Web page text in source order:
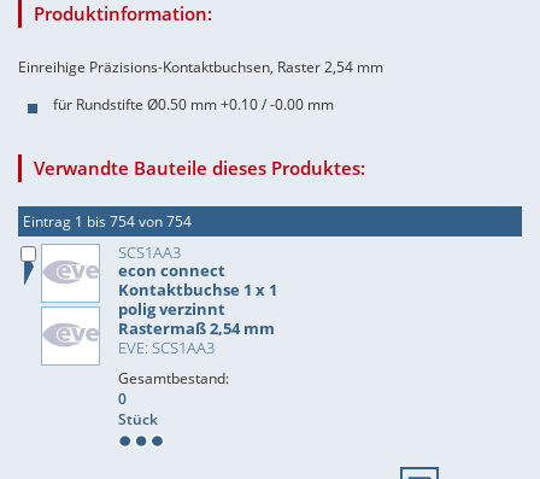
Produktinformation:
Einreihige Präzisions-Kontaktbuchsen, Raster 2,54 mm
für Rundstifte Ø0.50 mm +0.10 / -0.00 mm
Verwandte Bauteile dieses Produktes:
Eintrag 1 bis 754 von 754
SCS1AA3
econ connect
Kontaktbuchse 1 x 1
polig verzinnt
Rastermaß 2,54 mm
EVE: SCS1AA3
Gesamtbestand:
0
Stück